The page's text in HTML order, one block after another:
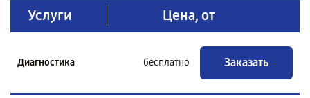
Услуги Цена, от
Диагностика бесплатно Заказать